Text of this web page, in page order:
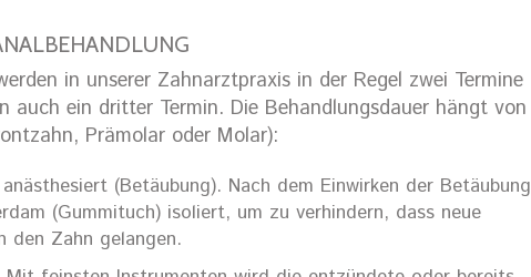
in unserer Zahnarztpraxis in der Regel zwei Termine
auch ein dritter Termin. Die Behandlungsdauer hängt von
Prämolar oder Molar):
(Betäubung). Nach dem Einwirken der Betäubung
(Gummituch) isoliert, um zu verhindern, dass neue
den Zahn gelangen.